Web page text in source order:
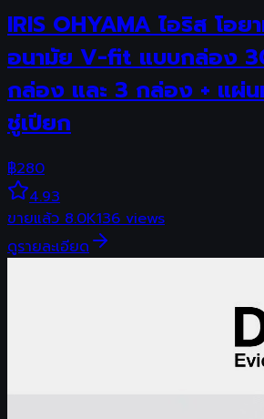
IRIS OHYAMA ไอริส โอย
อนามัย V-fit แบบกล่อง
กล่อง และ 3 กล่อง + แผ่
ชู่เปียก
฿280
4.93
ขายแล้ว8.0K136views
ดูรายละเอียด